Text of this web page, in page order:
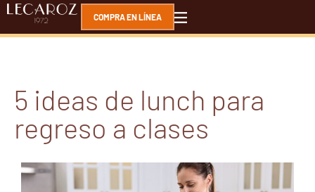
COMPRA EN LÍNEA
5 ideas de lunch para
regreso a clases